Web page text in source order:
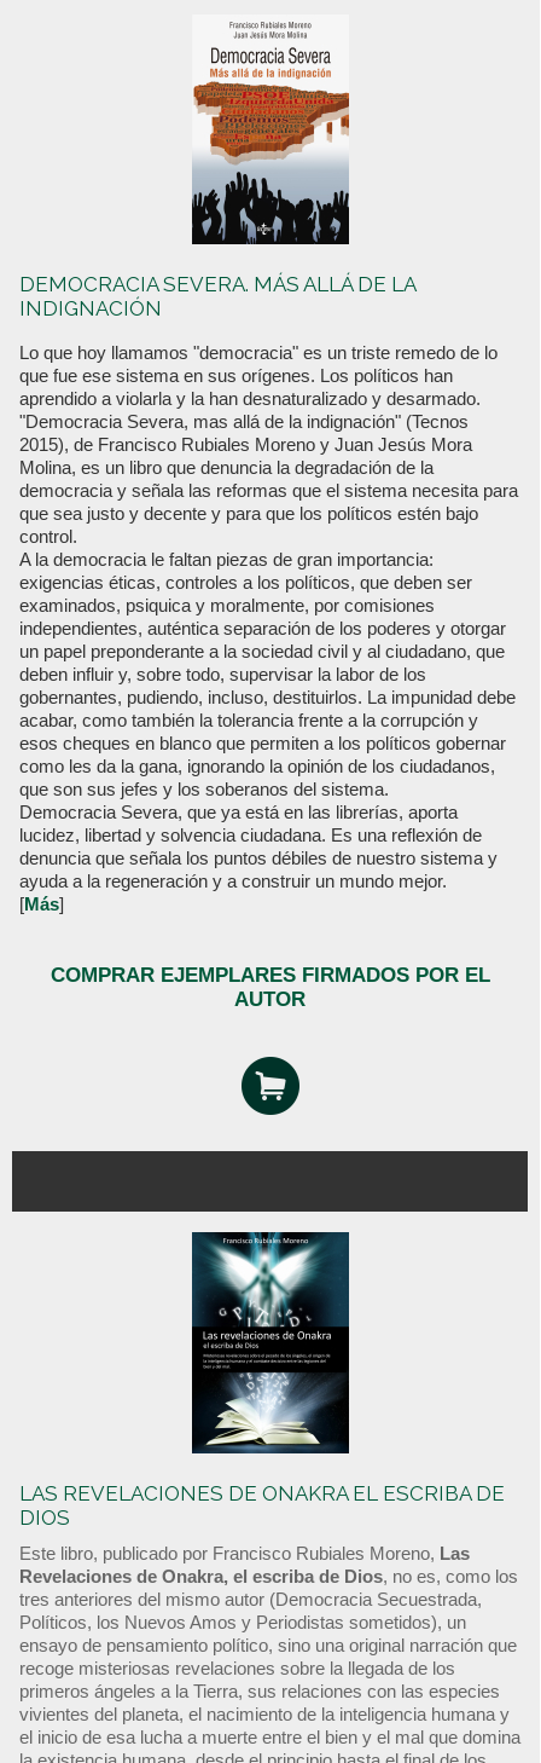
DEMOCRACIA SEVERA. MÁS ALLÁ DE LA
INDIGNACIÓN
Lo que hoy llamamos "democracia" es un triste remedo de lo
que fue ese sistema en sus orígenes. Los políticos han
aprendido a violarla y la han desnaturalizado y desarmado.
"Democracia Severa, mas allá de la indignación" (Tecnos
2015), de Francisco Rubiales Moreno y Juan Jesús Mora
Molina, es un libro que denuncia la degradación de la
democracia y señala las reformas que el sistema necesita para
que sea justo y decente y para que los políticos estén bajo
control.
A la democracia le faltan piezas de gran importancia:
exigencias éticas, controles a los políticos, que deben ser
examinados, psiquica y moralmente, por comisiones
independientes, auténtica separación de los poderes y otorgar
un papel preponderante a la sociedad civil y al ciudadano, que
deben influir y, sobre todo, supervisar la labor de los
gobernantes, pudiendo, incluso, destituirlos. La impunidad debe
acabar, como también la tolerancia frente a la corrupción y
esos cheques en blanco que permiten a los políticos gobernar
como les da la gana, ignorando la opinión de los ciudadanos,
que son sus jefes y los soberanos del sistema.
Democracia Severa, que ya está en las librerías, aporta
lucidez, libertad y solvencia ciudadana. Es una reflexión de
denuncia que señala los puntos débiles de nuestro sistema y
ayuda a la regeneración y a construir un mundo mejor.
[Más]
COMPRAR EJEMPLARES FIRMADOS POR EL
AUTOR
LAS REVELACIONES DE ONAKRA EL ESCRIBA DE
DIOS
Este libro, publicado por Francisco Rubiales Moreno, Las
Revelaciones de Onakra, el escriba de Dios, no es, como los
tres anteriores del mismo autor (Democracia Secuestrada,
Políticos, los Nuevos Amos y Periodistas sometidos), un
ensayo de pensamiento político, sino una original narración que
recoge misteriosas revelaciones sobre la llegada de los
primeros ángeles a la Tierra, sus relaciones con las especies
vivientes del planeta, el nacimiento de la inteligencia humana y
el inicio de esa lucha a muerte entre el bien y el mal que domina